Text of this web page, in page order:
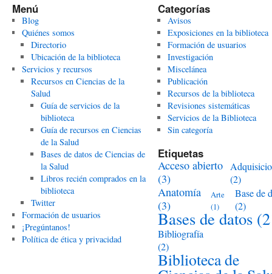
Menú
Blog
Quiénes somos
Directorio
Ubicación de la biblioteca
Servicios y recursos
Recursos en Ciencias de la
Salud
Guía de servicios de la
biblioteca
Guía de recursos en Ciencias
de la Salud
Bases de datos de Ciencias de
la Salud
Libros recién comprados en la
biblioteca
Twitter
Formación de usuarios
¡Pregúntanos!
Política de ética y privacidad
Categorías
Avisos
Exposiciones en la biblioteca
Formación de usuarios
Investigación
Miscelánea
Publicación
Recursos de la biblioteca
Revisiones sistemáticas
Servicios de la Biblioteca
Sin categoría
Etiquetas
Acceso abierto
(3)
(2)
Anatomía
(3)
Arte
(1)
Base de
(2)
Bases de datos
Bibliografía
(2)
Biblioteca de